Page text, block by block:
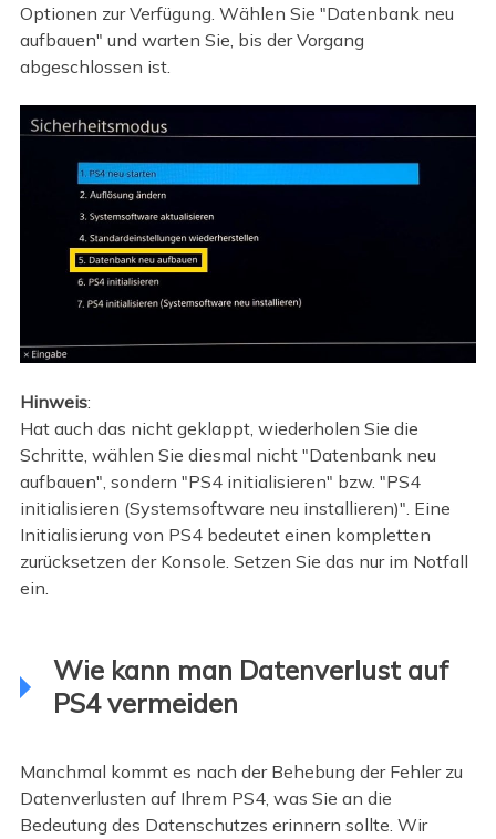
Optionen zur Verfügung. Wählen Sie "Datenbank neu
aufbauen" und warten Sie, bis der Vorgang
abgeschlossen ist.
Hinweis:
Hat auch das nicht geklappt, wiederholen Sie die
Schritte, wählen Sie diesmal nicht "Datenbank neu
aufbauen", sondern "PS4 initialisieren" bzw. "PS4
initialisieren (Systemsoftware neu installieren)". Eine
Initialisierung von PS4 bedeutet einen kompletten
zurücksetzen der Konsole. Setzen Sie das nur im Notfall
ein.
Wie kann man Datenverlust auf
PS4 vermeiden
Manchmal kommt es nach der Behebung der Fehler zu
Datenverlusten auf Ihrem PS4, was Sie an die
Bedeutung des Datenschutzes erinnern sollte. Wir